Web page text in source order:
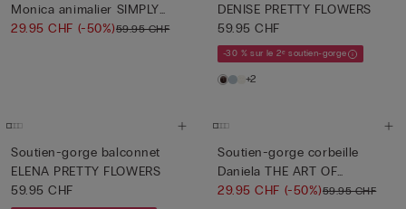
Monica animalier SIMPLY
ICON...
29.95 CHF (-50%)59.95 CHF
DENISE PRETTY FLOWERS
59.95 CHF
-30 % sur le 2ᵉ soutien-gorge
+2
Soutien-gorge balconnet
ELENA PRETTY FLOWERS
59.95 CHF
Soutien-gorge corbeille
Daniela THE ART OF
LINGERI...
29.95 CHF (-50%)59.95 CHF